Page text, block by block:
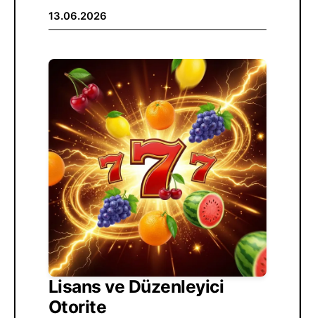
13.06.2026
Lisans ve Düzenleyici
Otorite